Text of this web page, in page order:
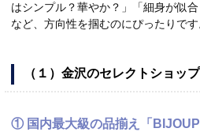
はシンプル？華やか？」「細身が似
など、方向性を掴むのにぴったりです
（１）金沢のセレクトショッ
① 国内最大級の品揃え「